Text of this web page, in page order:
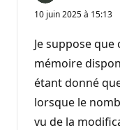
10 juin 2025 à 15:13
Je suppose
mémoire
étant donné
lorsque le
vu de la